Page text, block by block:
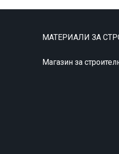
МАТЕРИАЛИ ЗА
Магазин за